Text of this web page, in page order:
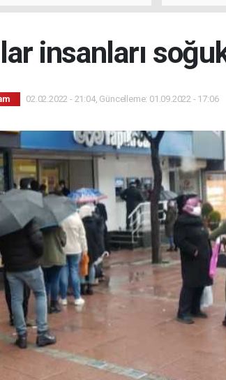
insanları
02.02.2022 - 21:04, Güncelleme: 01.09.2022 - 17:06